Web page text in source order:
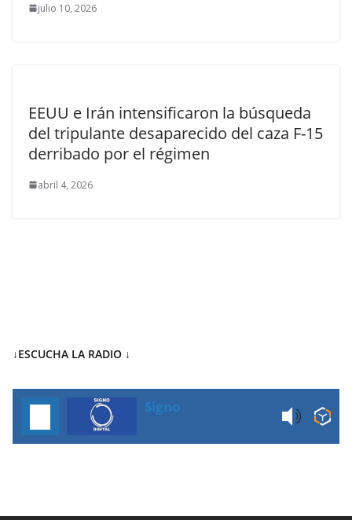
julio 10, 2026
EEUU e Irán intensificaron la búsqueda
del tripulante desaparecido del caza F-15
derribado por el régimen
abril 4, 2026
↓ESCUCHA LA RADIO ↓
Signo